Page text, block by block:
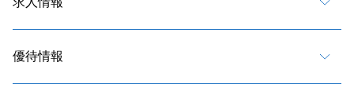
優待情報